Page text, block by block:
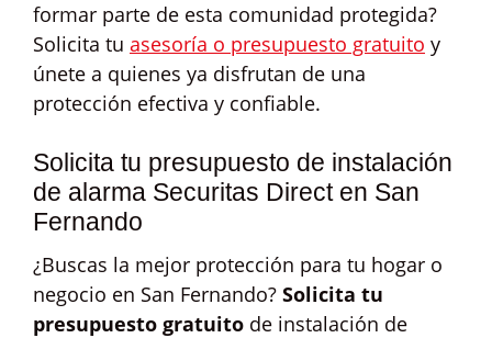
formar parte de esta comunidad protegida?
Solicita tu asesoría o presupuesto gratuito y
únete a quienes ya disfrutan de una
protección efectiva y confiable.
Solicita tu presupuesto de instalación
de alarma Securitas Direct en San
Fernando
¿Buscas la mejor protección para tu hogar o
negocio en San Fernando? Solicita tu
presupuesto gratuito de instalación de